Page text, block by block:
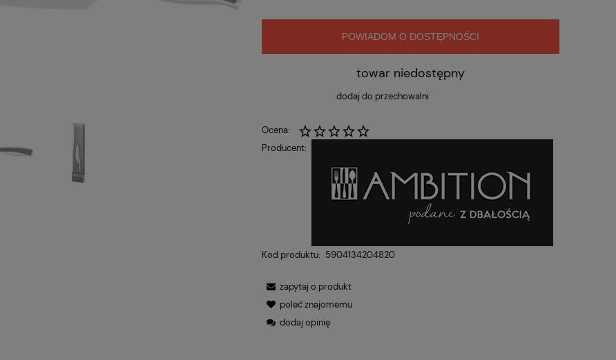
POWIADOM O DOSTĘPNOŚCI
towar niedostępny
dodaj do przechowalni
Ocena:
Producent:
Kod produktu: 5904134204820
zapytaj o produkt
poleć znajomemu
dodaj opinię